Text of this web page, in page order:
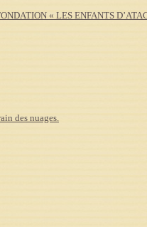
« LES ENFANTS
des nuages.